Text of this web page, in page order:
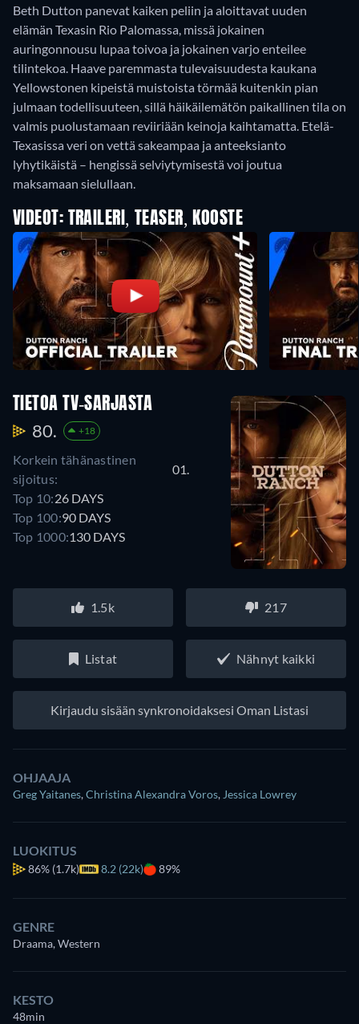
Beth Dutton panevat kaiken peliin ja aloittavat uuden
elämän Texasin Rio Palomassa, missä jokainen
auringonnousu lupaa toivoa ja jokainen varjo enteilee
tilintekoa. Haave paremmasta tulevaisuudesta kaukana
Yellowstonen kipeistä muistoista törmää kuitenkin pian
julmaan todellisuuteen, sillä häikäilemätön paikallinen tila on
valmis puolustamaan reviiriään keinoja kaihtamatta. Etelä-
Texasissa veri on vettä sakeampaa ja anteeksianto
lyhytikäistä – hengissä selviytymisestä voi joutua
maksamaan sielullaan.
VIDEOT: TRAILERI, TEASER, KOOSTE
TIETOA TV-SARJASTA
80. +18
Korkein tähänastinen
sijoitus:
01.
Top 10:26 DAYS
Top 100:90 DAYS
Top 1000:130 DAYS
1.5k 217
Listat Nähnyt kaikki
Kirjaudu sisään synkronoidaksesi Oman Listasi
OHJAAJA
Greg Yaitanes,Christina Alexandra Voros, Jessica Lowrey
LUOKITUS
86% (1.7k) 8.2 (22k) 89%
GENRE
Draama, Western
KESTO
48min